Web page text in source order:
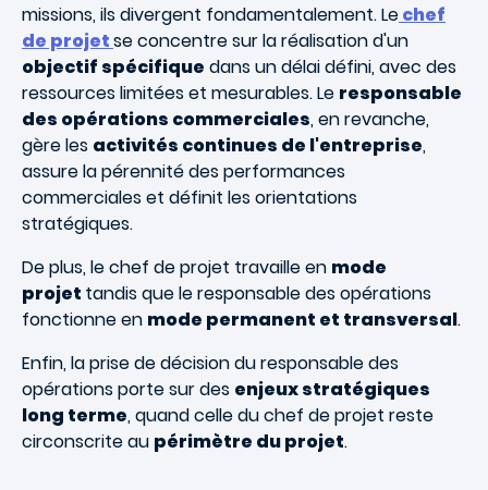
missions, ils divergent fondamentalement. Lechef
de projetse concentre sur la réalisation d'un
objectif spécifique dans un délai défini, avec des
ressources limitées et mesurables. Le responsable
des opérations commerciales, en revanche,
gère les activités continues de l'entreprise,
assure la pérennité des performances
commerciales et définit les orientations
stratégiques.
De plus, le chef de projet travaille en mode
projet tandis que le responsable des opérations
fonctionne en mode permanent et transversal.
Enfin, la prise de décision du responsable des
opérations porte sur des enjeux stratégiques
long terme, quand celle du chef de projet reste
circonscrite au périmètre du projet.